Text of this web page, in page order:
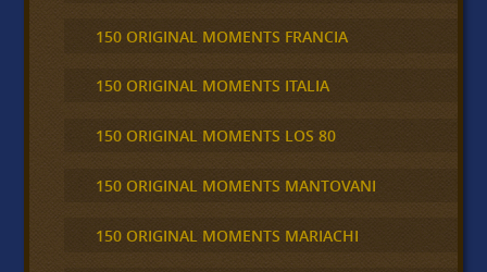
150 ORIGINAL MOMENTS FRANCIA
150 ORIGINAL MOMENTS ITALIA
150 ORIGINAL MOMENTS LOS 80
150 ORIGINAL MOMENTS MANTOVANI
150 ORIGINAL MOMENTS MARIACHI